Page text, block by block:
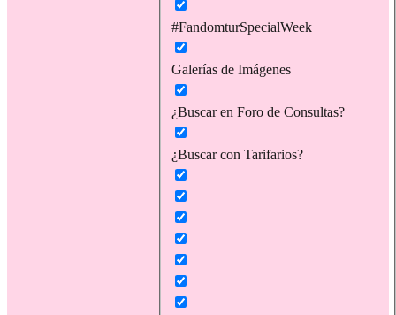
#FandomturSpecialWeek
Galerías de Imágenes
¿Buscar en Foro de Consultas?
¿Buscar con Tarifarios?